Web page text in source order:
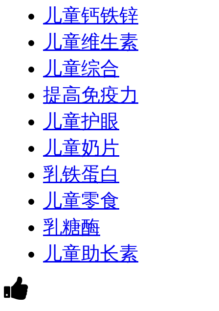
儿童钙铁锌
儿童维生素
儿童综合
提高免疫力
儿童护眼
儿童奶片
乳铁蛋白
儿童零食
乳糖酶
儿童助长素